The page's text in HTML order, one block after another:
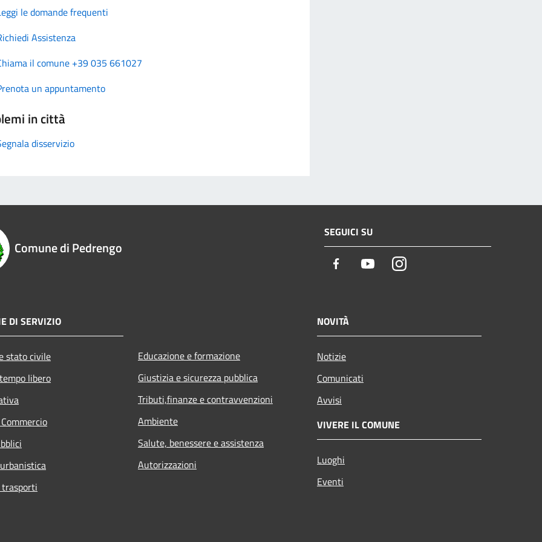
le domande frequenti
Assistenza
il comune +39 035 661027
un appuntamento
in città
disservizio
Comune di Pedrengo
SEGUICI SU
Facebook YoutubeInstagram
DI SERVIZIO
stato civile
libero
Educazione e formazione
Giustizia e sicurezza pubblica
Tributi,finanze e contravvenzioni
Ambiente
Salute, benessere e assistenza
Autorizzazioni
NOVITÀ
Notizie
Comunicati
Avvisi
VIVERE IL COMUNE
Luoghi
Eventi